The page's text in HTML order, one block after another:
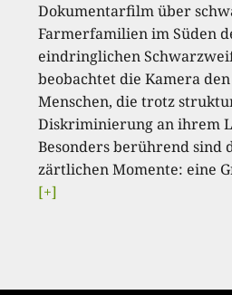
Dokumentarfilm über
Farmerfamilien im Süden
eindringlichen
beobachtet die Kamera
Menschen, die trotz
Diskriminierung an ihrem
Besonders berührend sind
zärtlichen Momente: eine
[+]